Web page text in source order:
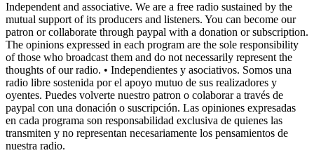
Independent and associative. We are a free radio sustained by the
mutual support of its producers and listeners. You can become our
patron or collaborate through paypal with a donation or subscription.
The opinions expressed in each program are the sole responsibility
of those who broadcast them and do not necessarily represent the
thoughts of our radio. • Independientes y asociativos. Somos una
radio libre sostenida por el apoyo mutuo de sus realizadores y
oyentes. Puedes volverte nuestro patron o colaborar a través de
paypal con una donación o suscripción. Las opiniones expresadas
en cada programa son responsabilidad exclusiva de quienes las
transmiten y no representan necesariamente los pensamientos de
nuestra radio.